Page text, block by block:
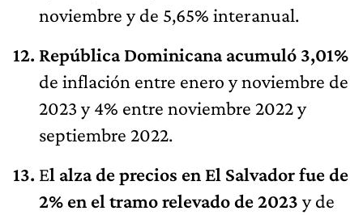
noviembre y de 5,65% interanual.
República Dominicana acumuló 3,01%
de inflación entre enero y noviembre de
2023 y 4% entre noviembre 2022 y
septiembre 2022.
El alza de precios en El Salvador fue de
2% en el tramo relevado de 2023 y de